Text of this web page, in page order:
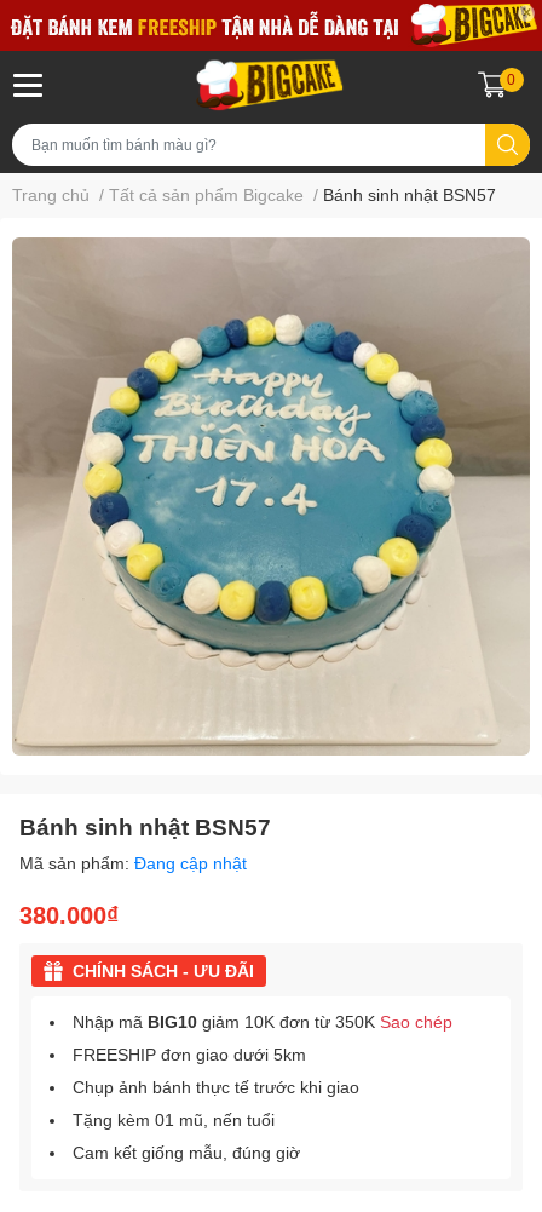
0
Trang chủ / Tất cả sản phẩm Bigcake / Bánh sinh nhật BSN57
Bánh sinh nhật BSN57
Mã sản phẩm: Đang cập nhật
380.000₫
CHÍNH SÁCH - ƯU ĐÃI
Nhập mã BIG10 giảm 10K đơn từ 350K Sao chép
FREESHIP đơn giao dưới 5km
Chụp ảnh bánh thực tế trước khi giao
Tặng kèm 01 mũ, nến tuổi
Cam kết giống mẫu, đúng giờ